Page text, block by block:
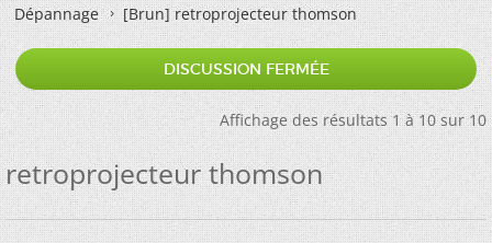
Dépannage
[Brun]retroprojecteur thomson
DISCUSSION FERMÉE
Affichage des résultats 1 à 10 sur 10
retroprojecteur thomson